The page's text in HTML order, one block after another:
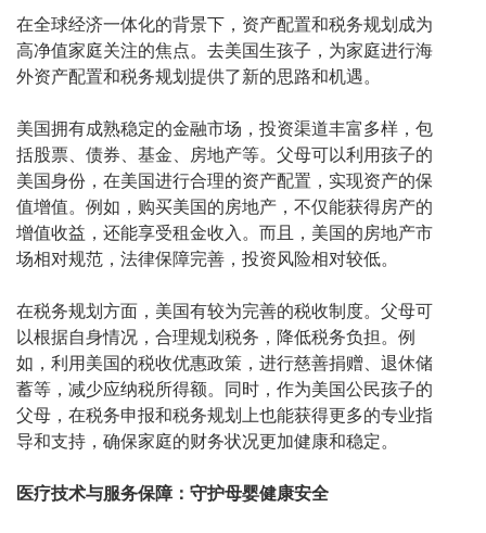
在全球经济一体化的背景下，资产配置和税务规划成为
高净值家庭关注的焦点。去美国生孩子，为家庭进行海
外资产配置和税务规划提供了新的思路和机遇。
美国拥有成熟稳定的金融市场，投资渠道丰富多样，包
括股票、债券、基金、房地产等。父母可以利用孩子的
美国身份，在美国进行合理的资产配置，实现资产的保
值增值。例如，购买美国的房地产，不仅能获得房产的
增值收益，还能享受租金收入。而且，美国的房地产市
场相对规范，法律保障完善，投资风险相对较低。
在税务规划方面，美国有较为完善的税收制度。父母可
以根据自身情况，合理规划税务，降低税务负担。例
如，利用美国的税收优惠政策，进行慈善捐赠、退休储
蓄等，减少应纳税所得额。同时，作为美国公民孩子的
父母，在税务申报和税务规划上也能获得更多的专业指
导和支持，确保家庭的财务状况更加健康和稳定。
医疗技术与服务保障：守护母婴健康安全